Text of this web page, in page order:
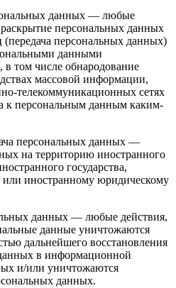
данных — любые
персональных данных
персональных данных)
данными
в том числе обнародование
массовой информации,
телекоммуникационных сетях
к персональным данным каким-
персональных данных —
на территорию иностранного
государства,
иностранному юридическому
данных — любые действия,
данные уничтожаются
дальнейшего восстановления
в информационной
и/или уничтожаются
данных.